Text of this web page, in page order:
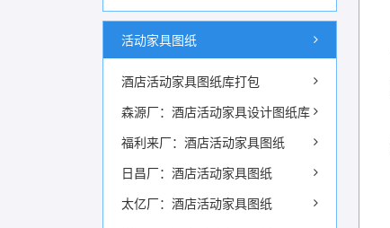
活动家具图纸
酒店活动家具图纸库打包
森源厂：酒店活动家具设计图纸库
福利来厂：酒店活动家具图纸
日昌厂：酒店活动家具图纸
太亿厂：酒店活动家具图纸